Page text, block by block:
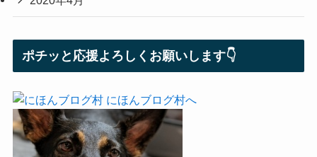
ポチッと応援よろしくお願いします👇